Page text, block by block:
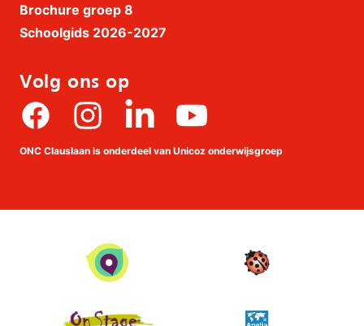
Brochure groep 8
Schoolgids 2026-2027
Volg ons op
FacebookInstagramlinkedinYoutube
ONC Clauslaan is onderdeel van Unicoz onderwijsgroep